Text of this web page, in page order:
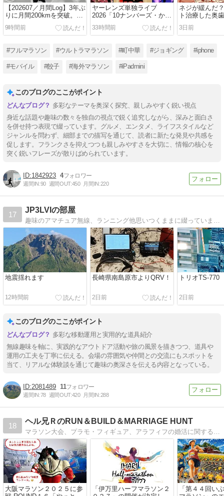
【202607／月間Log】3年ぶ
りに月間200kmを突破。そ
れでも素直に喜べない理由
9時間前
ヤーレンズ単独ライブ
2026「10ナンバーズ・から
っと」8/5東京公演フォトレ
ポート【撮影OKタイム＆
33時間前
ネジが緩んだ
ト治療した奥
3日前
#フルマラソン #ウルトラマラソン #町中華 #ジョギング #iphone
#モバイル #餃子 #海外マラソン #iPadmini
このブログのここがポイント
多彩なテーマを奥深く探究、親しみやすく鋭い視点
身近な話題や趣味の数々を独自の視点で鋭く追究しながら、深みと面白さ
を併せ持つ表現で綴っています。グルメ、エンタメ、ライフスタイルなど
ジャンルを問わず、細部までの描写を通じて、読者に新たな発見や共感を
促します。フランクさを抑えつつも親しみやすさを大切に、情報の核心を
突く鋭いフレーズが散りばめられています。
1842923 4
週間IN:90 週間OUT:450 月間IN:220
17
JP3LVIの部屋
趣味のアマチュア無線、ランニング他思いつくままに綴っています。
地震揺れます
12時間前
長崎県南島原市よりQRV！
2日前
トリオTS-770
2日前
このブログのここがポイント
多彩な移動運用と実用的な道具紹介
無線趣味を軸に、実践的なアウトドア活動や旅の風景を描きつつ、道具や
運用の工夫を丁寧に伝える。会場の雰囲気や仲間との交流にもスポットを
当て、リアルな体験談を通じて趣味の奥深さを伝える内容となっている。
2081489 11
週間IN:78 週間OUT:420 月間IN:288
18
ヘル兄ＲのRUN＆BUILD＆MARRIAGE HUNT
大阪マラソン２０２５に参
「伊万里ハーフマラソン２
「第４４回い